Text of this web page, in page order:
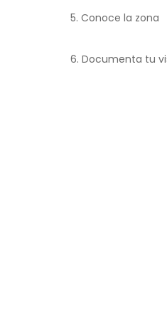
5. Conoce la zona
6. Documenta tu